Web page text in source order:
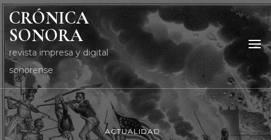
CRÓNICA
SONORA
revista impresa y digital
sonorense
ACTUALIDAD